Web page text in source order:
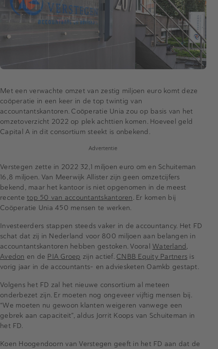
Met een verwachte omzet van zestig miljoen euro komt deze
coöperatie in een keer in de top twintig van
accountantskantoren. Coöperatie Unia zou op basis van het
omzetoverzicht 2022 op plek achttien komen. Hoeveel geld
Capital A in dit consortium steekt is onbekend.
Advertentie
Verstegen zette in 2022 32,1 miljoen euro om en Schuiteman
16,8 miljoen. Van Meerwijk Allister zijn geen omzetcijfers
bekend, maar het kantoor is niet opgenomen in de meest
recente top 50 van accountantskantoren. Er komen bij
Coöperatie Unia 450 mensen te werken.
Investeerders stappen steeds vaker in de accountancy. Het FD
schat dat zij in Nederland voor 800 miljoen aan belangen in
accountantskantoren hebben gestoken. Vooral Waterland,
Avedon en de PIA Groep zijn actief. CNBB Equity Partners is
vorig jaar in de accountants- en adviesketen Oamkb gestapt.
Volgens het FD zal het nieuwe consortium al meteen
onderbezet zijn. Er moeten nog ongeveer vijftig mensen bij.
“We moeten nu gewoon klanten weigeren vanwege een
gebrek aan capaciteit”, aldus Jorrit Koops van Schuiteman in
het FD.
Koen Hoogendoorn van Verstegen geeft in het FD aan dat de